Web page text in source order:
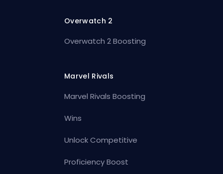
Overwatch 2
Overwatch 2 Boosting
Marvel Rivals
Marvel Rivals Boosting
Wins
Unlock Competitive
Proficiency Boost